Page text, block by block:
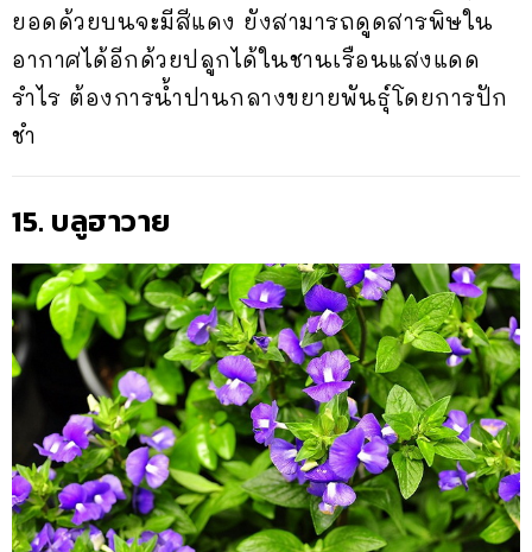
ยอดด้วยบนจะมีสีแดง ยังสามารถดูดสารพิษใน
อากาศได้อีกด้วยปลูกได้ในชานเรือนแสงแดด
รำไร ต้องการน้ำปานกลางขยายพันธุ์โดยการปัก
ชำ
15. บลูฮาวาย